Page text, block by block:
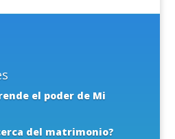
el poder de Mi
del matrimonio?